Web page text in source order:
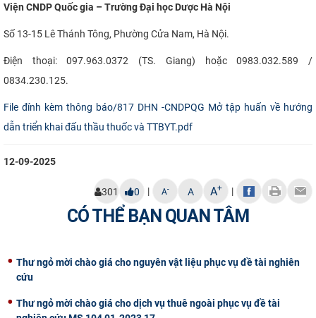
Viện CNDP Quốc gia – Trường Đại học Dược Hà Nội
Số 13-15 Lê Thánh Tông, Phường Cửa Nam, Hà Nội.
Điện thoại: 097.963.0372 (TS. Giang) hoặc 0983.032.589 /
0834.230.125.
File đính kèm thông báo/817 DHN -CNDPQG Mở tập huấn về hướng
dẫn triển khai đấu thầu thuốc và TTBYT.pdf
12-09-2025
301 0 | A- A A+ |
CÓ THỂ BẠN QUAN TÂM
Thư ngỏ mời chào giá cho nguyên vật liệu phục vụ đề tài nghiên
cứu
Thư ngỏ mời chào giá cho dịch vụ thuê ngoài phục vụ đề tài